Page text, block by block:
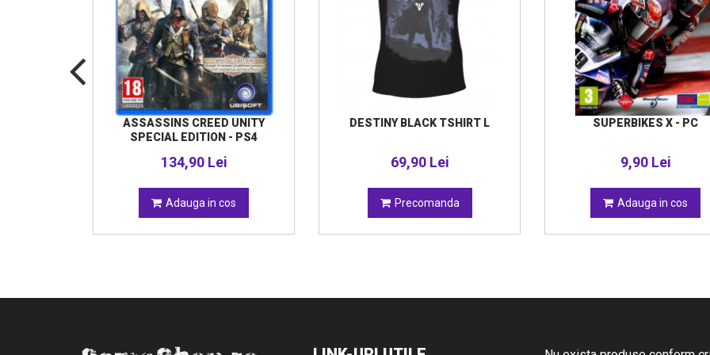
ASSASSINS CREED UNITY
SPECIAL EDITION - PS4
134,90 Lei
Adauga in cos
DESTINY BLACK TSHIRT L
69,90 Lei
Precomanda
SUPERBIKES X - PC
9,90 Lei
Adauga in cos